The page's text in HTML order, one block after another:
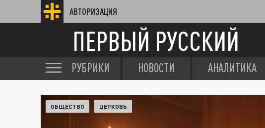
АВТОРИЗАЦИЯ
ПЕРВЫЙ РУССКИЙ
РУБРИКИ НОВОСТИ АНАЛИТИКА
ОБЩЕСТВО ЦЕРКОВЬ